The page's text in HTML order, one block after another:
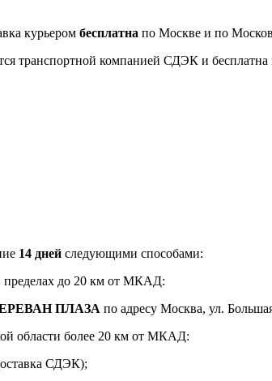
курьером бесплатна по Москве и по
транспортной компанией СДЭК и
14 дней следующими способами:
пределах до 20 км от МКАД:
ПЛАЗА по адресу Москва, ул.
области более 20 км от МКАД:
СДЭК);